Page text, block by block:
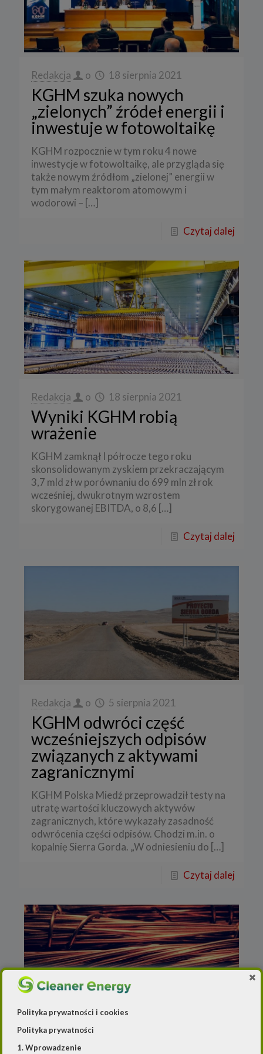
Redakcja o 18 sierpnia 2021
KGHM szuka nowych
„zielonych” źródeł energii i
inwestuje w fotowoltaikę
KGHM rozpocznie w tym roku 4 nowe
inwestycje w fotowoltaikę, ale przygląda się
także nowym źródłom „zielonej” energii w
tym małym reaktorom atomowym i
wodorowi – […]
Czytaj dalej
Redakcja o 18 sierpnia 2021
Wyniki KGHM robią
wrażenie
KGHM zamknął I półrocze tego roku
skonsolidowanym zyskiem przekraczającym
3,7 mld zł w porównaniu do 699 mln zł rok
wcześniej, dwukrotnym wzrostem
skorygowanej EBITDA, o 8,6 […]
Czytaj dalej
Redakcja o 5 sierpnia 2021
KGHM odwróci część
wcześniejszych odpisów
związanych z aktywami
zagranicznymi
KGHM Polska Miedź przeprowadził testy na
utratę wartości kluczowych aktywów
zagranicznych, które wykazały zasadność
odwrócenia części odpisów. Chodzi m.in. o
kopalnię Sierra Gorda. „W odniesieniu do […]
Czytaj dalej
Polityka prywatności i cookies
Polityka prywatności
1. Wprowadzenie